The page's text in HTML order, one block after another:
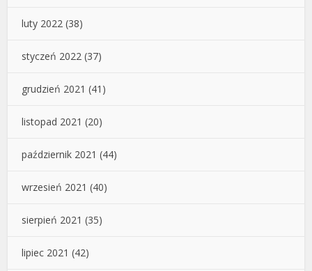
luty 2022 (38)
styczeń 2022 (37)
grudzień 2021 (41)
listopad 2021 (20)
październik 2021 (44)
wrzesień 2021 (40)
sierpień 2021 (35)
lipiec 2021 (42)